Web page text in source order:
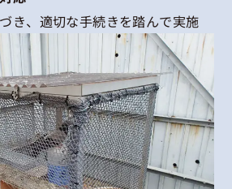
き、適切な手続きを踏んで実施